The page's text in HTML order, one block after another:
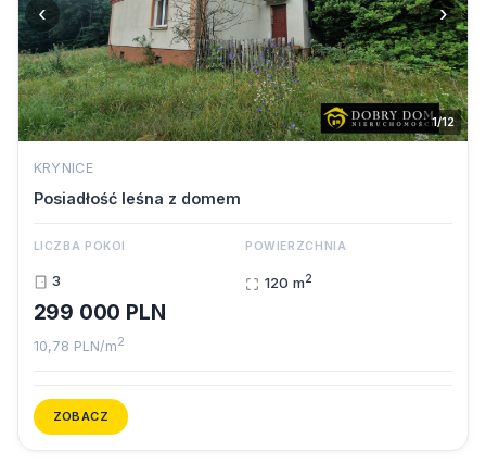
‹ ›
1/12
KRYNICE
Posiadłość leśna z domem
LICZBA POKOI
3
POWIERZCHNIA
120 m2
299 000 PLN
10,78 PLN/m2
ZOBACZ